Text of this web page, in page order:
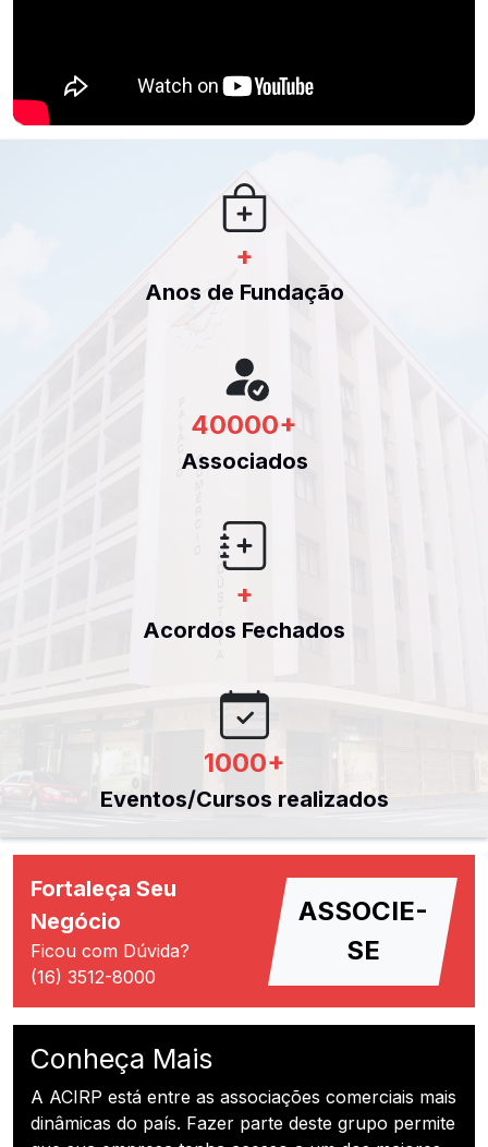
+
Anos de Fundação
40000+
Associados
+
Acordos Fechados
1000+
Eventos/Cursos realizados
Fortaleça Seu
Negócio
Ficou com Dúvida?
(16) 3512-8000
ASSOCIE-
SE
Conheça Mais
A ACIRP está entre as associações comerciais mais
dinâmicas do país. Fazer parte deste grupo permite